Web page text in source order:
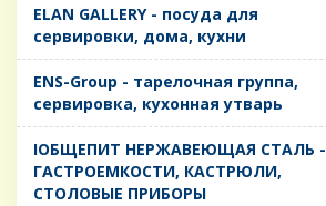
ELAN GALLERY - посуда для
сервировки, дома, кухни
ENS-Group - тарелочная группа,
сервировка, кухонная утварь
IОБЩЕПИТ НЕРЖАВЕЮЩАЯ СТАЛЬ -
ГАСТРОЕМКОСТИ, КАСТРЮЛИ,
СТОЛОВЫЕ ПРИБОРЫ